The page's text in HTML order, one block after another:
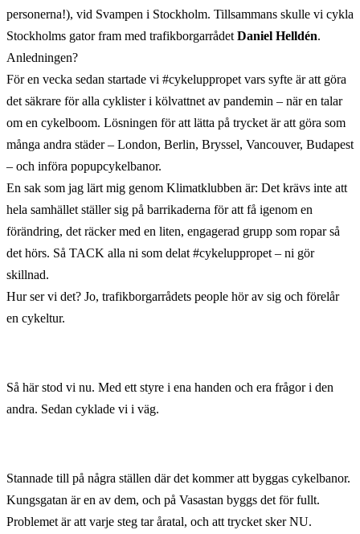
personerna!), vid Svampen i Stockholm. Tillsammans skulle vi cykla
Stockholms gator fram med trafikborgarrådet Daniel Helldén.
Anledningen?
För en vecka sedan startade vi #cykeluppropet vars syfte är att göra
det säkrare för alla cyklister i kölvattnet av pandemin – när en talar
om en cykelboom. Lösningen för att lätta på trycket är att göra som
många andra städer – London, Berlin, Bryssel, Vancouver, Budapest
– och införa popupcykelbanor.
En sak som jag lärt mig genom Klimatklubben är: Det krävs inte att
hela samhället ställer sig på barrikaderna för att få igenom en
förändring, det räcker med en liten, engagerad grupp som ropar så
det hörs. Så TACK alla ni som delat #cykeluppropet – ni gör
skillnad.
Hur ser vi det? Jo, trafikborgarrådets people hör av sig och förelår
en cykeltur.
Så här stod vi nu. Med ett styre i ena handen och era frågor i den
andra. Sedan cyklade vi i väg.
Stannade till på några ställen där det kommer att byggas cykelbanor.
Kungsgatan är en av dem, och på Vasastan byggs det för fullt.
Problemet är att varje steg tar åratal, och att trycket sker NU.